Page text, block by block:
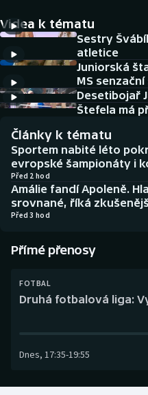
Cyklistika
DALŠÍ SPORTY
Americký fotbal
Baseball a softbal
Basketbal
Biatlon
Curling
NEPŘEHLÉDNĚTE
Soutěže
Historické návraty
Aplikace ČT sport
Videa k tématu
Sestry
atletice
Juniorská
MS
Desetibojař
Štefela má
Články k tématu
Sportem nabité léto
evropské šampionáty i
Před 2 hod
Amálie fandí Apoleně.
srovnané, říká
Před 3 hod
Přímé přenosy
FOTBAL
Druhá fotbalová liga:
Dnes, 17:35-19:55